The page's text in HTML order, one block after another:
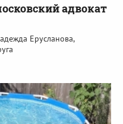
адвокат
Ерусланова,